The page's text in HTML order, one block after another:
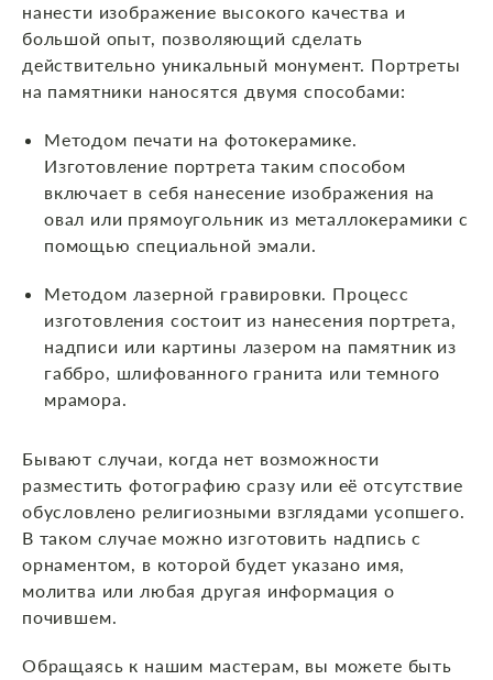
нанести изображение высокого качества и
большой опыт, позволяющий сделать
действительно уникальный монумент. Портреты
на памятники наносятся двумя способами:
Методом печати на фотокерамике.
Изготовление портрета таким способом
включает в себя нанесение изображения на
овал или прямоугольник из металлокерамики с
помощью специальной эмали.
Методом лазерной гравировки. Процесс
изготовления состоит из нанесения портрета,
надписи или картины лазером на памятник из
габбро, шлифованного гранита или темного
мрамора.
Бывают случаи, когда нет возможности
разместить фотографию сразу или её отсутствие
обусловлено религиозными взглядами усопшего.
В таком случае можно изготовить надпись с
орнаментом, в которой будет указано имя,
молитва или любая другая информация о
почившем.
Обращаясь к нашим мастерам, вы можете быть